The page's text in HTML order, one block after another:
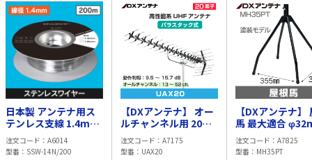
日本製 アンテナ用ス
テンレス支線 1.4mm
200m巻 (単線)
注文コード
A6014
型番
SSW-14N/200
【DXアンテナ】 オー
ルチャンネル用 20素
子 パラスタックアン
テナ UAX20
注文コード
A7175
型番
UAX20
【DXアンテナ】
馬 最大適合
MH35PT
注文コード
A7825
型番
MH35PT